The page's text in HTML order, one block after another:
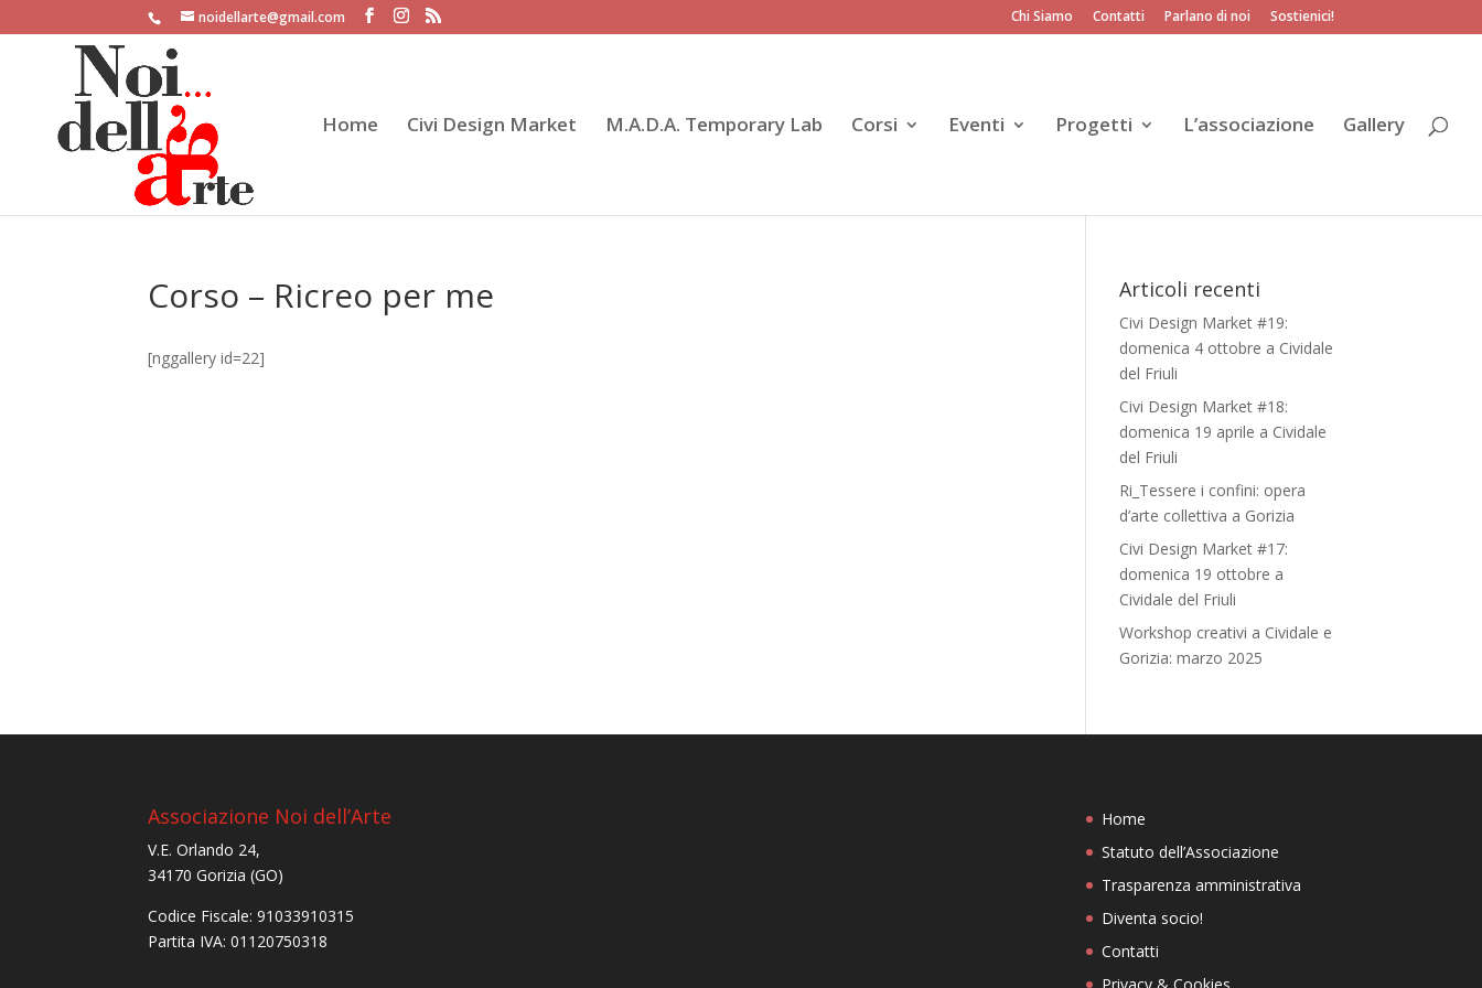
noidellarte@gmail.com Chi Siamo Contatti Parlano di noi Sostienici!
Home Civi Design Market M.A.D.A. Temporary Lab Corsi Eventi Progetti L’associazione Gallery
Corso – Ricreo per me
[nggallery id=22]
Articoli recenti
Civi Design Market #19:
domenica 4 ottobre a Cividale
del Friuli
Civi Design Market #18:
domenica 19 aprile a Cividale
del Friuli
Ri_Tessere i confini: opera
d’arte collettiva a Gorizia
Civi Design Market #17:
domenica 19 ottobre a
Cividale del Friuli
Workshop creativi a Cividale e
Gorizia: marzo 2025
Associazione Noi dell’Arte
V.E. Orlando 24,
34170 Gorizia (GO)
Codice Fiscale: 91033910315
Partita IVA: 01120750318
Home
Statuto dell’Associazione
Trasparenza amministrativa
Diventa socio!
Contatti
Privacy & Cookies